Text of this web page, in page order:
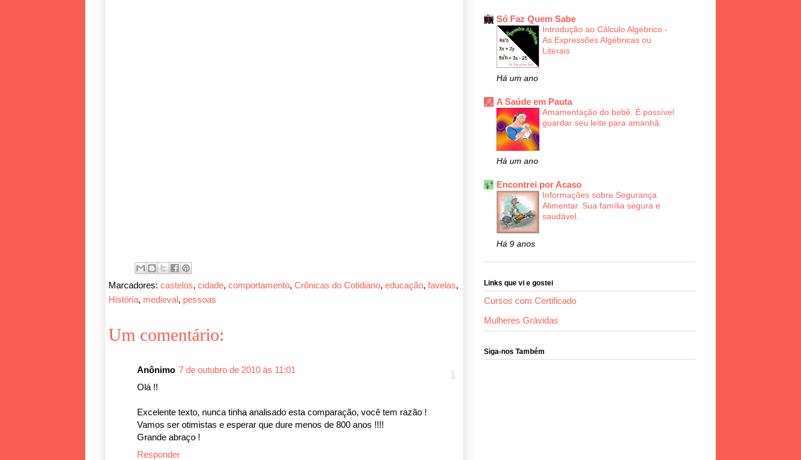
Marcadores: castelos, cidade, comportamento, Crônicas do Cotidiano, educação, favelas,
História, medieval, pessoas
Um comentário:
Anônimo 7 de outubro de 2010 às 11:01
Olá !!
Excelente texto, nunca tinha analisado esta comparação, você tem razão !
Vamos ser otimistas e esperar que dure menos de 800 anos !!!!
Grande abraço !
Responder
Só Faz Quem Sabe
Introdução ao Cálculo Algébrico -
As Expressões Algébricas ou
Literais
Há um ano
A Saúde em Pauta
Amamentação do bebê. É possível
guardar seu leite para amanhã.
Há um ano
Encontrei por Acaso
Informações sobre Segurança
Alimentar. Sua família segura e
saudável.
Há 9 anos
Links que vi e gostei
Cursos com Certificado
Mulheres Grávidas
Siga-nos Também